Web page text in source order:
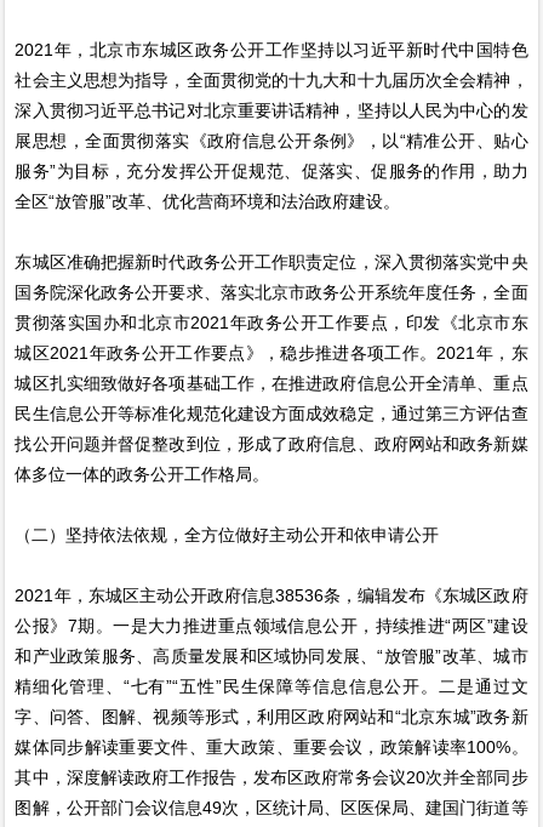
2021年，北京市东城区政务公开工作坚持以习近平新时代中国特色
社会主义思想为指导，全面贯彻党的十九大和十九届历次全会精神，
深入贯彻习近平总书记对北京重要讲话精神，坚持以人民为中心的发
展思想，全面贯彻落实《政府信息公开条例》，以“精准公开、贴心
服务”为目标，充分发挥公开促规范、促落实、促服务的作用，助力
全区“放管服”改革、优化营商环境和法治政府建设。
东城区准确把握新时代政务公开工作职责定位，深入贯彻落实党中央
国务院深化政务公开要求、落实北京市政务公开系统年度任务，全面
贯彻落实国办和北京市2021年政务公开工作要点，印发《北京市东
城区2021年政务公开工作要点》，稳步推进各项工作。2021年，东
城区扎实细致做好各项基础工作，在推进政府信息公开全清单、重点
民生信息公开等标准化规范化建设方面成效稳定，通过第三方评估查
找公开问题并督促整改到位，形成了政府信息、政府网站和政务新媒
体多位一体的政务公开工作格局。
（二）坚持依法依规，全方位做好主动公开和依申请公开
2021年，东城区主动公开政府信息38536条，编辑发布《东城区政府
公报》7期。一是大力推进重点领域信息公开，持续推进“两区”建设
和产业政策服务、高质量发展和区域协同发展、“放管服”改革、城市
精细化管理、“七有”“五性”民生保障等信息信息公开。二是通过文
字、问答、图解、视频等形式，利用区政府网站和“北京东城”政务新
媒体同步解读重要文件、重大政策、重要会议，政策解读率100%。
其中，深度解读政府工作报告，发布区政府常务会议20次并全部同步
图解，公开部门会议信息49次，区统计局、区医保局、建国门街道等